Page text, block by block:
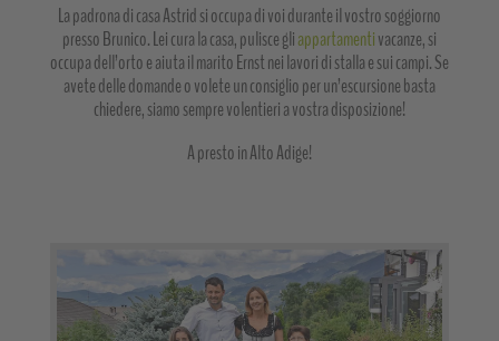
La padrona di casa Astrid si occupa di voi durante il vostro soggiorno
presso Brunico. Lei cura la casa, pulisce gliappartamentivacanze, si
occupa dell’orto e aiuta il marito Ernst nei lavori di stalla e sui campi. Se
avete delle domande o volete un consiglio per un’escursione basta
chiedere, siamo sempre volentieri a vostra disposizione!
A presto in Alto Adige!